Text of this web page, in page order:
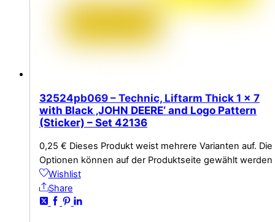
32524pb069 – Technic, Liftarm Thick 1 x 7
with Black ‚JOHN DEERE‘ and Logo Pattern
(Sticker) – Set 42136
0,25 € Dieses Produkt weist mehrere Varianten auf. Die
Optionen können auf der Produktseite gewählt werden
Wishlist
Share